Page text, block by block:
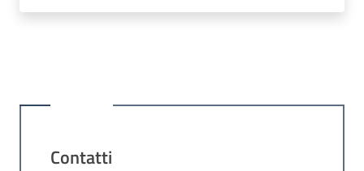
Contatti